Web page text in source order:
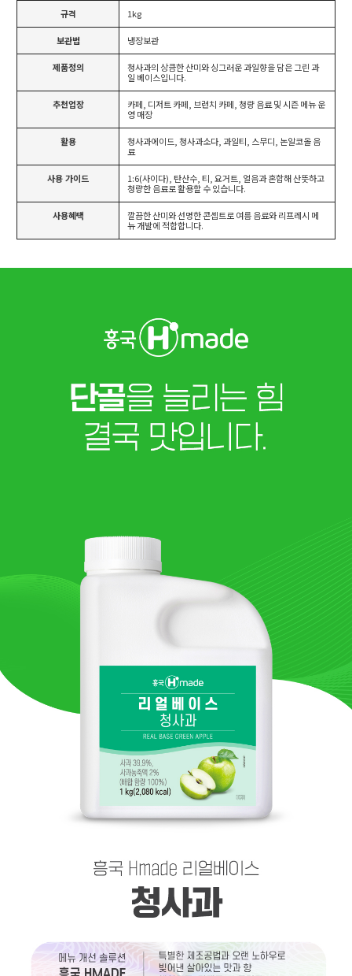
규격 1kg
보관법 냉장보관
제품정의
청사과의 상큼한 산미와 싱그러운 과일향을 담은 그린 과
일 베이스입니다.
추천업장
카페, 디저트 카페, 브런치 카페, 청량 음료 및 시즌 메뉴 운
영 매장
활용
청사과에이드, 청사과소다, 과일티, 스무디, 논알코올 음
료
사용 가이드
1:6(사이다), 탄산수, 티, 요거트, 얼음과 혼합해 산뜻하고
청량한 음료로 활용할 수 있습니다.
사용혜택
깔끔한 산미와 선명한 콘셉트로 여름 음료와 리프레시 메
뉴 개발에 적합합니다.